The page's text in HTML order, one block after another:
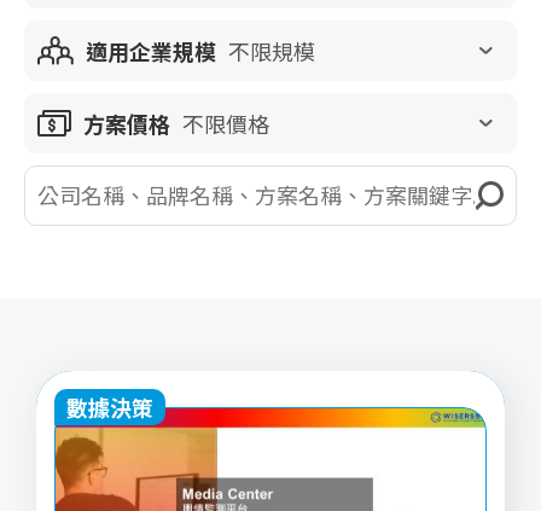
適用企業規模 不限規模
方案價格 不限價格
數據決策